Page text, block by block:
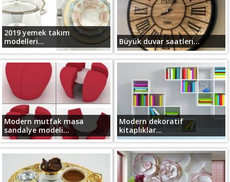
2019 yemek takım
modelleri...
Büyük duvar saatleri...
Modern mutfak masa
sandalye modeli...
Modern dekoratif
kitaplıklar...